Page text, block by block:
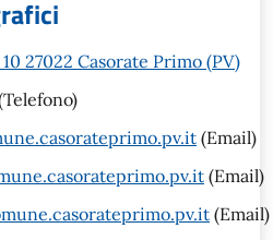
27022 Casorate Primo (PV)
(Email)
(Email)
(Email)